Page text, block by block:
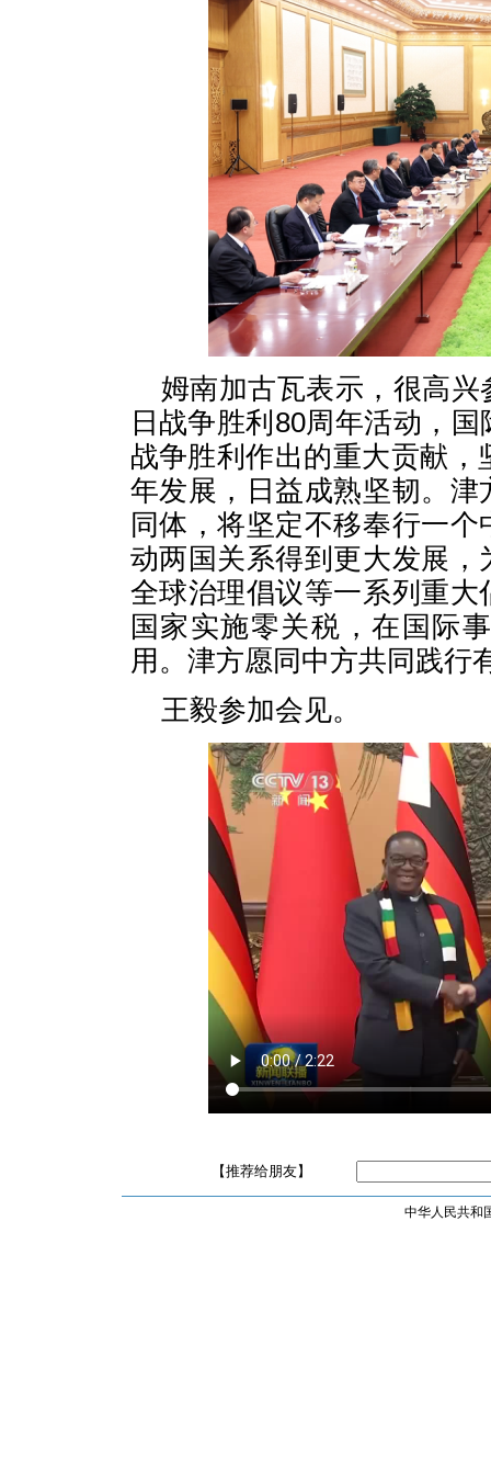
姆南加古瓦表示，很高
日战争胜利80周年活动，
战争胜利作出的重大贡献
年发展，日益成熟坚韧。
同体，将坚定不移奉行一
动两国关系得到更大发展
全球治理倡议等一系列重
国家实施零关税，在国际
用。津方愿同中方共同践行
王毅参加会见。
【推荐给朋友】
中华人民共和